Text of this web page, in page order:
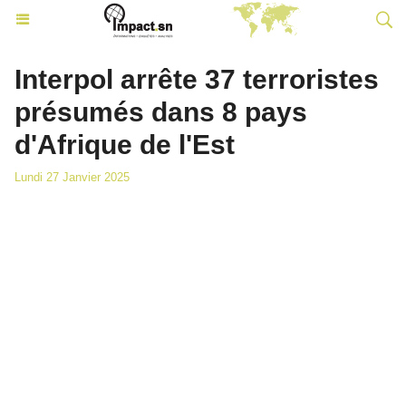
Interpol arrête 37 terroristes
présumés dans 8 pays
d'Afrique de l'Est
Lundi 27 Janvier 2025